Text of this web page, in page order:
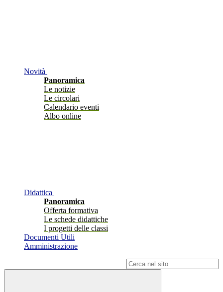
Novità
Panoramica
Le notizie
Le circolari
Calendario eventi
Albo online
Didattica
Panoramica
Offerta formativa
Le schede didattiche
I progetti delle classi
Documenti Utili
Amministrazione